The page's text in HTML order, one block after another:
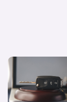
Coches de
dónde y cómo
coches